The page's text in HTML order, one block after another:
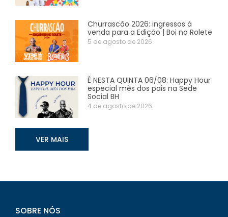
Churrascão 2026: ingressos à
venda para a Edição | Boi no Rolete
5 de agosto de 2026
É NESTA QUINTA 06/08: Happy Hour
especial mês dos pais na Sede
Social BH
4 de agosto de 2026
VER MAIS
SOBRE NÓS